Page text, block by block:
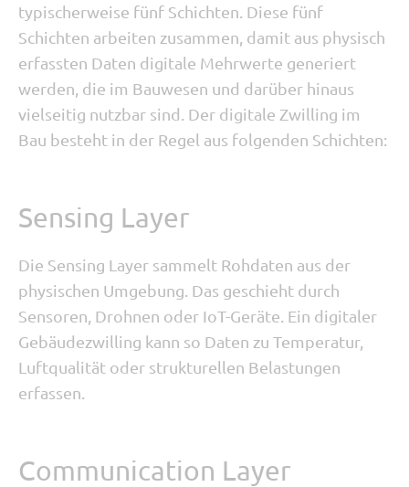
typischerweise fünf Schichten. Diese fünf
Schichten arbeiten zusammen, damit aus physisch
erfassten Daten digitale Mehrwerte generiert
werden, die im Bauwesen und darüber hinaus
vielseitig nutzbar sind. Der digitale Zwilling im
Bau besteht in der Regel aus folgenden Schichten:
Sensing Layer
Die Sensing Layer sammelt Rohdaten aus der
physischen Umgebung. Das geschieht durch
Sensoren, Drohnen oder IoT-Geräte. Ein digitaler
Gebäudezwilling kann so Daten zu Temperatur,
Luftqualität oder strukturellen Belastungen
erfassen.
Communication Layer